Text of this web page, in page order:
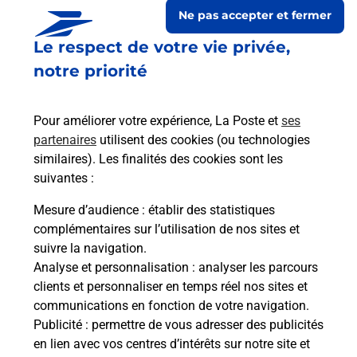
Le respect de votre vie privée,
notre priorité
Pour améliorer votre expérience, La Poste et ses
partenaires utilisent des cookies (ou technologies
similaires). Les finalités des cookies sont les
suivantes :
Mesure d’audience : établir des statistiques
complémentaires sur l’utilisation de nos sites et
suivre la navigation.
Analyse et personnalisation : analyser les parcours
clients et personnaliser en temps réel nos sites et
communications en fonction de votre navigation.
Publicité : permettre de vous adresser des publicités
en lien avec vos centres d’intérêts sur notre site et
Ne pas accepter et fermer
Prochaine collecte du courrierlundià 08h30
12 Rue Des Lavoirs
51170 Aougny
Itinéraire
Le lien s'ouvre dans un nouvel onglet